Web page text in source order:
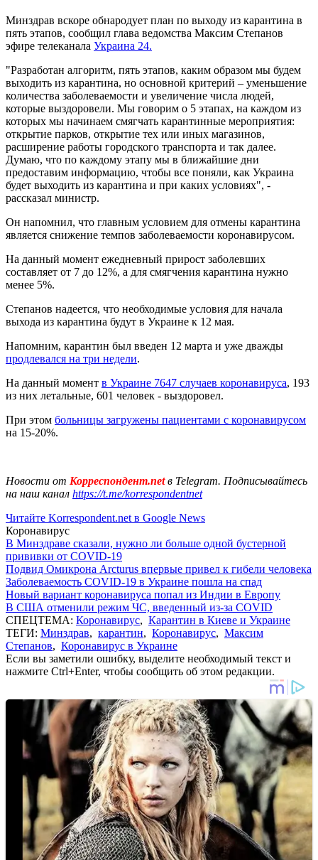
Минздрав вскоре обнародует план по выходу из карантина в
пять этапов, сообщил глава ведомства Максим Степанов
эфире телеканала Украина 24.
"Разработан алгоритм, пять этапов, каким образом мы будем
выходить из карантина, но основной критерий – уменьшение
количества заболеваемости и увеличение числа людей,
которые выздоровели. Мы говорим о 5 этапах, на каждом из
которых мы начинаем смягчать карантинные мероприятия:
открытие парков, открытие тех или иных магазинов,
расширение работы городского транспорта и так далее.
Думаю, что по каждому этапу мы в ближайшие дни
предоставим информацию, чтобы все поняли, как Украина
будет выходить из карантина и при каких условиях", -
рассказал министр.
Он напомнил, что главным условием для отмены карантина
является снижение темпов заболеваемости коронавирусом.
На данный момент ежедневный прирост заболевших
составляет от 7 до 12%, а для смягчения карантина нужно
менее 5%.
Степанов надеется, что необходимые условия для начала
выхода из карантина будут в Украине к 12 мая.
Напомним, карантин был введен 12 марта и уже дважды
продлевался на три недели.
На данный момент в Украине 7647 случаев коронавируса, 193
из них летальные, 601 человек - выздоровел.
При этом больницы загружены пациентами с коронавирусом
на 15-20%.
Новости от Корреспондент.netв Telegram. Подписывайтесь
на наш канал https://t.me/korrespondentnet
Читайте Korrespondent.net в Google News
Коронавирус
В Минздраве сказали, нужно ли больше одной бустерной
прививки от COVID-19
Подвид Омикрона Arcturus впервые привел к гибели человека
Заболеваемость COVID-19 в Украине пошла на спад
Новый вариант коронавируса попал из Индии в Европу
В США отменили режим ЧС, введенный из-за COVID
СПЕЦТЕМА: Коронавирус, Карантин в Киеве и Украине
ТЕГИ: Минздрав, карантин, Коронавирус, Максим
Степанов, Коронавирус в Украине
Если вы заметили ошибку, выделите необходимый текст и
нажмите Ctrl+Enter, чтобы сообщить об этом редакции.